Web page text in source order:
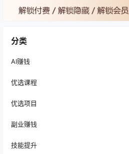
分类
AI赚钱
优选课程
优选项目
副业赚钱
技能提升